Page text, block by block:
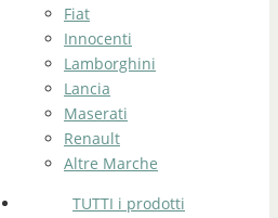
Fiat
Innocenti
Lamborghini
Lancia
Maserati
Renault
Altre Marche
TUTTI i prodotti